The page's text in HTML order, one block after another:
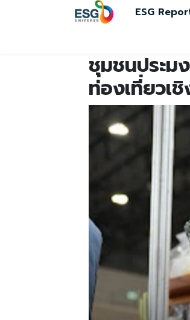
ESG
ชุมชนประม
ท่องเที่ยวเ